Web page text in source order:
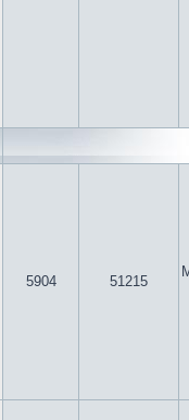
5904 51215